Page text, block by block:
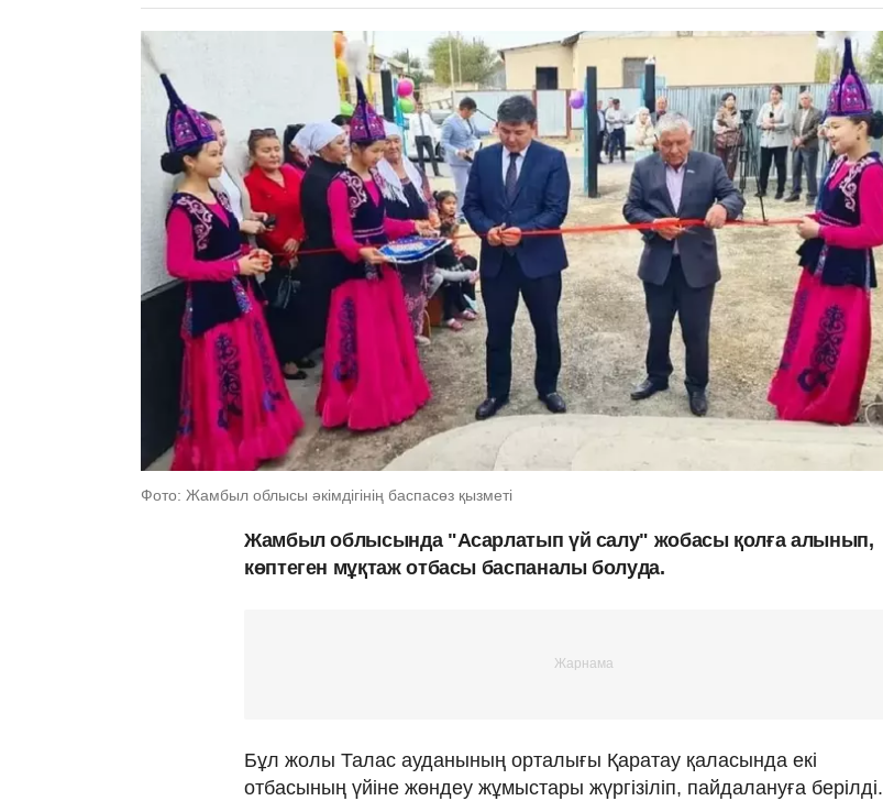
Фото: Жамбыл облысы әкімдігінің баспасөз қызметі
Жамбыл облысында "Асарлатып үй салу" жобасы қолға алынып,
көптеген мұқтаж отбасы баспаналы болуда.
Бұл жолы Талас ауданының орталығы Қаратау қаласында екі
отбасының үйіне жөндеу жұмыстары жүргізіліп, пайдалануға берілді.